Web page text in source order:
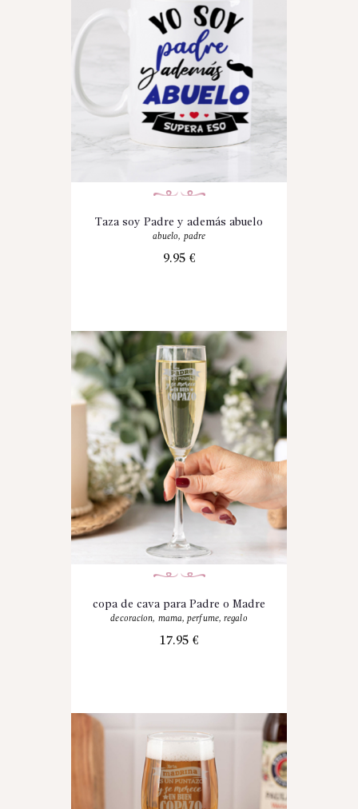
Taza soy Padre y además abuelo
abuelo, padre
9.95 €
copa de cava para Padre o Madre
decoracion, mama,perfume,regalo
17.95 €